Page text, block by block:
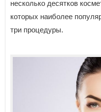
несколько десятков
которых наиболее
три процедуры.